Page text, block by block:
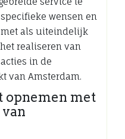
wensen en
als uiteindelijk
realiseren van
in de
van Amsterdam.
opnemen met